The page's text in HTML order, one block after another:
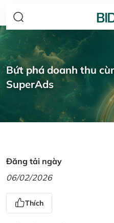
Bứt phá doanh thu
SuperAds
Đăng tải ngày
06/02/2026
Thích